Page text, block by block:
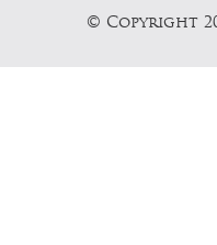
© Copyright